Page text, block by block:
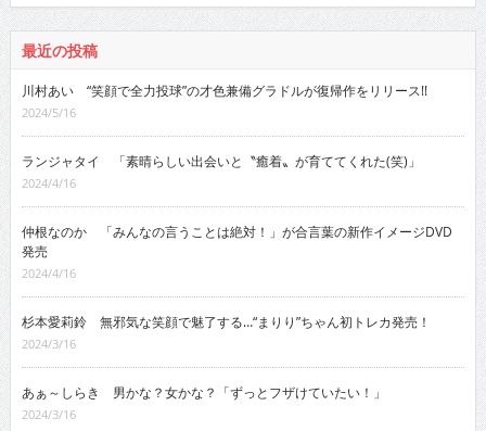
最近の投稿
川村あい “笑顔で全力投球”の才色兼備グラドルが復帰作をリリース!!
2024/5/16
ランジャタイ 「素晴らしい出会いと〝癒着〟が育ててくれた(笑)」
2024/4/16
仲根なのか 「みんなの言うことは絶対！」が合言葉の新作イメージDVD
発売
2024/4/16
杉本愛莉鈴 無邪気な笑顔で魅了する…“まりり”ちゃん初トレカ発売！
2024/3/16
あぁ～しらき 男かな？女かな？「ずっとフザけていたい！」
2024/3/16